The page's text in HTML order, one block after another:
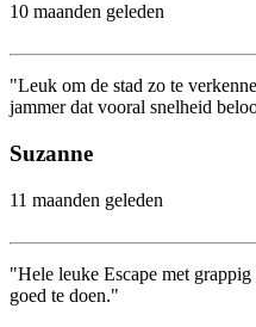
10 maanden geleden
"Leuk om de stad zo te
jammer dat vooral snelheid
Suzanne
11 maanden geleden
"Hele leuke Escape met
goed te doen."